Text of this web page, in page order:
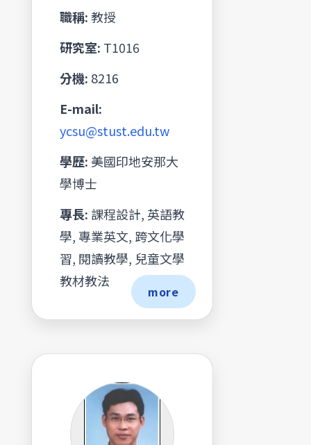
職稱:教授
研究室: T1016
分機: 8216
E-mail:
ycsu@stust.edu.tw
學歷: 美國印地安那大
學博士
專長: 課程設計, 英語教
學, 專業英文, 跨文化學
習, 閱讀教學, 兒童文學
教材教法
more